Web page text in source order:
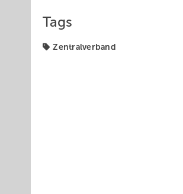
Tags
Zentralverband